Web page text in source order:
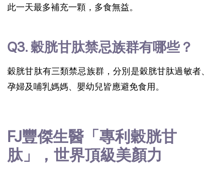
此一天最多補充一顆，多食無益。
Q3. 穀胱甘肽禁忌族群有哪些？
穀胱甘肽有三類禁忌族群，分別是穀胱甘肽過敏者、
孕婦及哺乳媽媽、嬰幼兒皆應避免食用。
FJ豐傑生醫「專利穀胱甘
肽」，世界頂級美顏力